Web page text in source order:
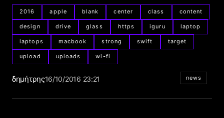
2016 apple blank center class content
design drive glass https iguru laptop
laptops macbook strong swift target
upload uploads wi-fi
δημήτρης16/10/2016 23:21 news